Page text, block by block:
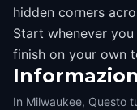
hidden corners
Start whenever
finish on your own
In Milwaukee, Questo